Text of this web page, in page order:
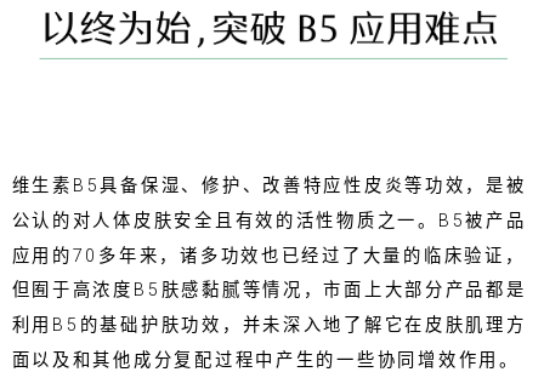
维生素B5具备保湿、修护、改善特应性皮炎等功效，是被
公认的对人体皮肤安全且有效的活性物质之一。B5被产品
应用的70多年来，诸多功效也已经过了大量的临床验证，
但囿于高浓度B5肤感黏腻等情况，市面上大部分产品都是
利用B5的基础护肤功效，并未深入地了解它在皮肤肌理方
面以及和其他成分复配过程中产生的一些协同增效作用。